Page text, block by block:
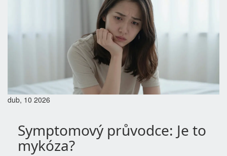
dub, 10 2026
Symptomový průvodce: Je to
mykóza?